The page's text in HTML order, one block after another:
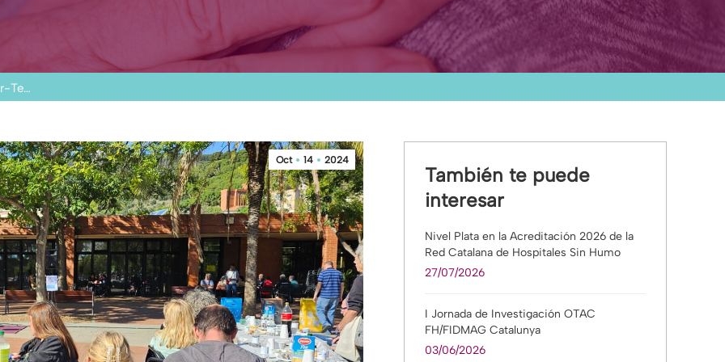
Te…
Oct 14 2024
También te puede
interesar
Nivel Plata en la Acreditación 2026 de la
Red Catalana de Hospitales Sin Humo
27/07/2026
I Jornada de Investigación OTAC
FH/FIDMAG Catalunya
03/06/2026